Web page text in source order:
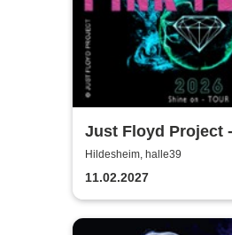
Just Floyd Project
Floyd Tribute Show
Hildesheim, halle39
11.02.2027